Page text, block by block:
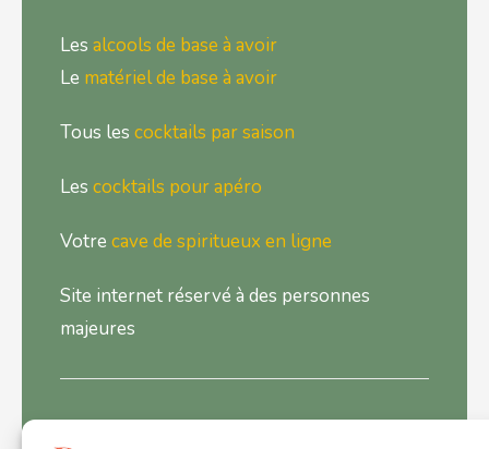
Lesalcools de base à avoir
Le matériel de base à avoir
Tous lescocktails par saison
Lescocktails pour apéro
Votrecave de spiritueux en ligne
Site internet réservé à des personnes
majeures